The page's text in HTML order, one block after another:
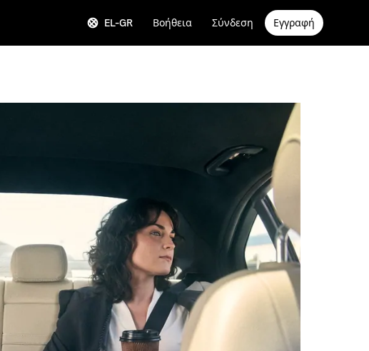
EL-GR Βοήθεια Σύνδεση Εγγραφή